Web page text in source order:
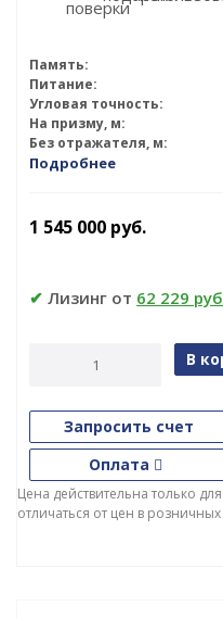
Память:
Питание:
Угловая точность:
На призму, м:
Без отражателя, м:
Подробнее
1 545 000 руб.
✔ Лизинг от 62 229
В
Запросить счет
Оплата
Цена действительна только
отличаться от цен в